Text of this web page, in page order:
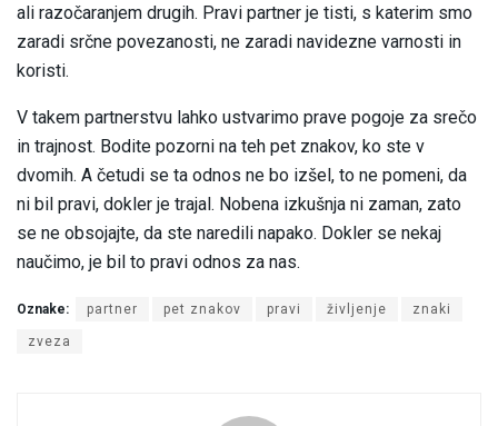
ali razočaranjem drugih. Pravi partner je tisti, s katerim smo
zaradi srčne povezanosti, ne zaradi navidezne varnosti in
koristi.
V takem partnerstvu lahko ustvarimo prave pogoje za srečo
in trajnost. Bodite pozorni na teh pet znakov, ko ste v
dvomih. A četudi se ta odnos ne bo izšel, to ne pomeni, da
ni bil pravi, dokler je trajal. Nobena izkušnja ni zaman, zato
se ne obsojajte, da ste naredili napako. Dokler se nekaj
naučimo, je bil to pravi odnos za nas.
Oznake: partner pet znakov pravi življenje znaki
zveza